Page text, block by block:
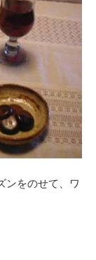
ンをのせて、ワ